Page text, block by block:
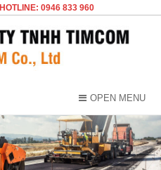
HOTLINE: 0946 833 960
OPEN MENU